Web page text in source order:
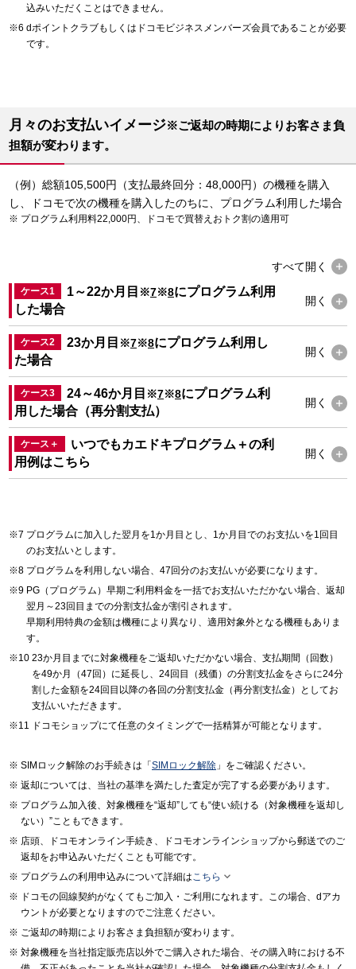
込みいただくことはできません。
dポイントクラブもしくはドコモビジネスメンバーズ会員であることが必要
です。
月々のお支払いイメージ※ご返却の時期によりお客さま負
担額が変わります。
（例）総額105,500円（支払最終回分：48,000円）の機種を購入
し、ドコモで次の機種を購入したのちに、プログラム利用した場合
プログラム利用料22,000円、ドコモで買替えおトク割の適用可
すべて開く
ケース1 1～22か月目 ※7※8にプログラム利用
した場合
開く
ケース2 23か月目 ※7※8にプログラム利用し
た場合
開く
ケース3 24～46か月目 ※7※8にプログラム利
用した場合（再分割支払）
開く
ケース＋
いつでもカエドキプログラム＋の利
用例はこちら
開く
プログラムに加入した翌月を1か月目とし、1か月目でのお支払いを1回目
のお支払いとします。
プログラムを利用しない場合、47回分のお支払いが必要になります。
PG（プログラム）早期ご利用料金を一括でお支払いただかない場合、返却
翌月～23回目までの分割支払金が割引されます。
早期利用特典の金額は機種により異なり、適用対象外となる機種もありま
す。
23か月目までに対象機種をご返却いただかない場合、支払期間（回数）
を49か月（47回）に延長し、24回目（残価）の分割支払金をさらに24分
割した金額を24回目以降の各回の分割支払金（再分割支払金）としてお
支払いいただきます。
ドコモショップにて任意のタイミングで一括精算が可能となります。
SIMロック解除のお手続きは「 SIMロック解除 」をご確認ください。
返却については、当社の基準を満たした査定が完了する必要があります。
プログラム加入後、対象機種を“返却”しても“使い続ける（対象機種を返却し
ない）”こともできます。
店頭、ドコモオンライン手続き、ドコモオンラインショップから郵送でのご
返却をお申込みいただくことも可能です。
プログラムの利用申込みについて詳細はこちら 
ドコモの回線契約がなくてもご加入・ご利用になれます。この場合、dアカ
ウントが必要となりますのでご注意ください。
ご返却の時期によりお客さま負担額が変わります。
対象機種を当社指定販売店以外でご購入された場合、その購入時における不